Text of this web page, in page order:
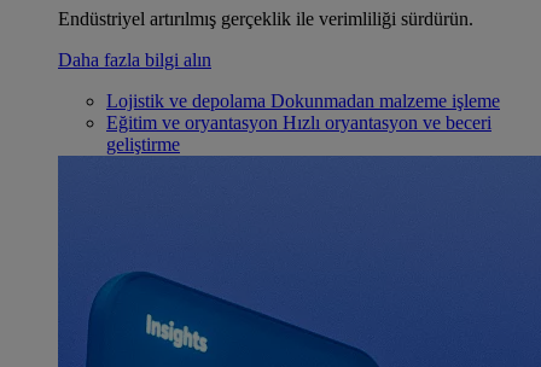
Endüstriyel artırılmış gerçeklik ile verimliliği sürdürün.
Daha fazla bilgi alın
Lojistik ve depolama Dokunmadan malzeme işleme
Eğitim ve oryantasyon Hızlı oryantasyon ve beceri
geliştirme